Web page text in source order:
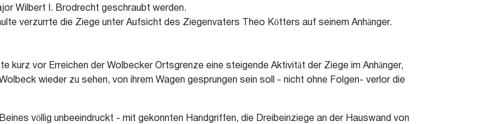
Wilbert I. Brodrecht geschraubt werden.
verzurrte die Ziege unter Aufsicht des Ziegenvaters Theo Kötters auf seinem Anhänger.
kurz vor Erreichen der Wolbecker Ortsgrenze eine steigende Aktivität der Ziege im Anhänger,
wieder zu sehen, von ihrem Wagen gesprungen sein soll - nicht ohne Folgen- verlor die
völlig unbeeindruckt - mit gekonnten Handgriffen, die Dreibeinziege an der Hauswand von